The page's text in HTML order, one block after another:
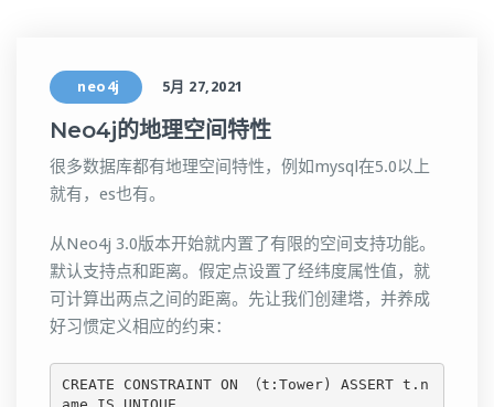
neo4j 5月 27,2021
Neo4j的地理空间特性
很多数据库都有地理空间特性，例如mysql在5.0以上
就有，es也有。
从Neo4j 3.0版本开始就内置了有限的空间支持功能。
默认支持点和距离。假定点设置了经纬度属性值，就
可计算出两点之间的距离。先让我们创建塔，并养成
好习惯定义相应的约束：
CREATE CONSTRAINT ON （t:Tower) ASSERT t.n
ame IS UNIQUE